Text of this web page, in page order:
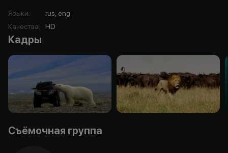
Языки:
rus, eng
Качества: HD
Кадры
Съёмочная группа